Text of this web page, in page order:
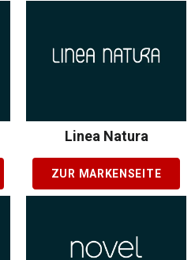
Linea Natura
ZUR MARKENSEITE